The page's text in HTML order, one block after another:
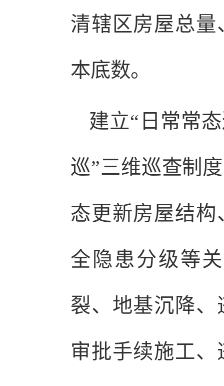
清辖区房屋总
本底数。
建立“日常常
巡”三维巡查制
态更新房屋结
全隐患分级等
裂、地基沉降
审批手续施工